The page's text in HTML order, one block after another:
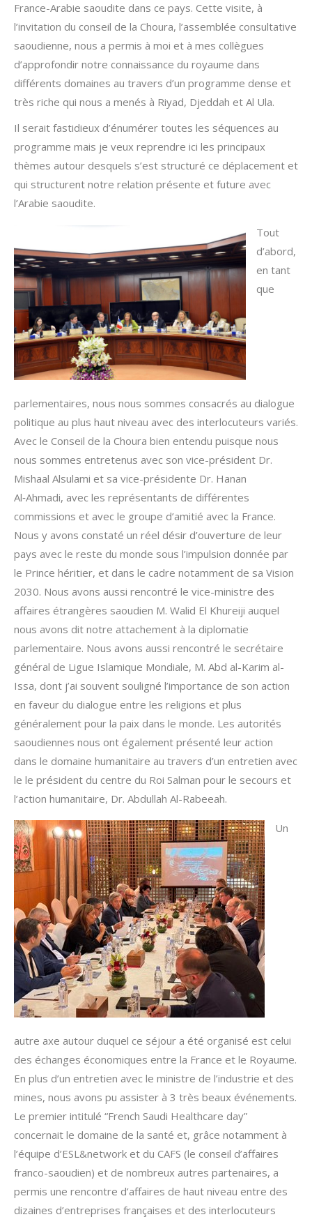
France-Arabie saoudite dans ce pays. Cette visite, à
l’invitation du conseil de la Choura, l’assemblée consultative
saoudienne, nous a permis à moi et à mes collègues
d’approfondir notre connaissance du royaume dans
différents domaines au travers d’un programme dense et
très riche qui nous a menés à Riyad, Djeddah et Al Ula.
Il serait fastidieux d’énumérer toutes les séquences au
programme mais je veux reprendre ici les principaux
thèmes autour desquels s’est structuré ce déplacement et
qui structurent notre relation présente et future avec
l’Arabie saoudite.
Tout
d’abord,
en tant
que
parlementaires, nous nous sommes consacrés au dialogue
politique au plus haut niveau avec des interlocuteurs variés.
Avec le Conseil de la Choura bien entendu puisque nous
nous sommes entretenus avec son vice-président Dr.
Mishaal Alsulami et sa vice-présidente Dr. Hanan
Al‑Ahmadi, avec les représentants de différentes
commissions et avec le groupe d’amitié avec la France.
Nous y avons constaté un réel désir d’ouverture de leur
pays avec le reste du monde sous l’impulsion donnée par
le Prince héritier, et dans le cadre notamment de sa Vision
2030. Nous avons aussi rencontré le vice-ministre des
affaires étrangères saoudien M. Walid El Khureiji auquel
nous avons dit notre attachement à la diplomatie
parlementaire. Nous avons aussi rencontré le secrétaire
général de Ligue Islamique Mondiale, M. Abd al-Karim al-
Issa, dont j’ai souvent souligné l’importance de son action
en faveur du dialogue entre les religions et plus
généralement pour la paix dans le monde. Les autorités
saoudiennes nous ont également présenté leur action
dans le domaine humanitaire au travers d’un entretien avec
le le président du centre du Roi Salman pour le secours et
l’action humanitaire, Dr. Abdullah Al-Rabeeah.
Un
autre axe autour duquel ce séjour a été organisé est celui
des échanges économiques entre la France et le Royaume.
En plus d’un entretien avec le ministre de l’industrie et des
mines, nous avons pu assister à 3 très beaux événements.
Le premier intitulé “French Saudi Healthcare day”
concernait le domaine de la santé et, grâce notamment à
l’équipe d’ESL&network et du CAFS (le conseil d’affaires
franco-saoudien) et de nombreux autres partenaires, a
permis une rencontre d’affaires de haut niveau entre des
dizaines d’entreprises françaises et des interlocuteurs